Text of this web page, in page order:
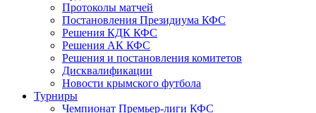
Протоколы матчей
Постановления Президиума КФС
Решения КДК КФС
Решения АК КФС
Решения и постановления комитетов
Дисквалификации
Новости крымского футбола
Турниры
Чемпионат Премьер-лиги КФС